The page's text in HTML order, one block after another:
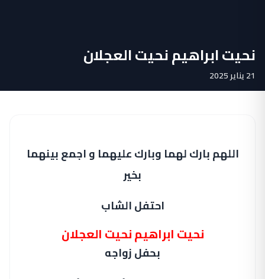
نحيت ابراهيم نحيت العجلان
21 يناير 2025
اللهم بارك لهما وبارك عليهما و اجمع بينهما
بخير
احتفل الشاب
نحيت ابراهيم نحيت العجلان
بحفل زواجه